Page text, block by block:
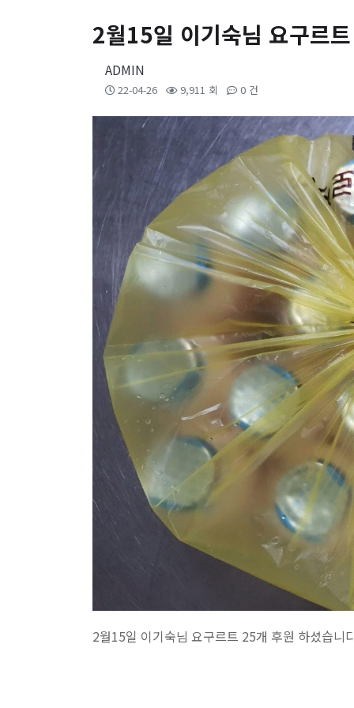
2월15일 이기숙님 요구르
ADMIN
22-04-26 9,911 회 0 건
2월15일 이기숙님 요구르트 25개 후원 하셨습니